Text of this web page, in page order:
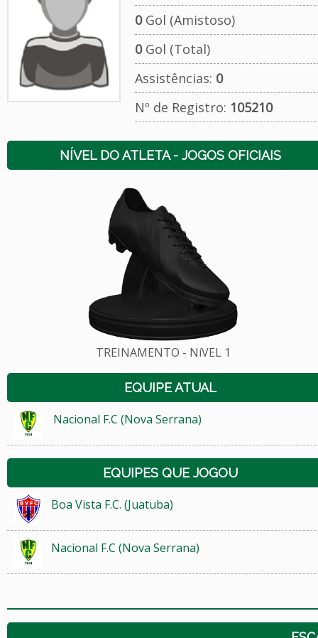
0Gol (Amistoso)
0Gol (Total)
Assistências: 0
Nº de Registro: 105210
NÍVEL DO ATLETA - JOGOS OFICIAIS
TREINAMENTO - NíVEL 1
EQUIPE ATUAL
Nacional F.C (Nova Serrana)
EQUIPES QUE JOGOU
Boa Vista F.C. (Juatuba)
Nacional F.C (Nova Serrana)